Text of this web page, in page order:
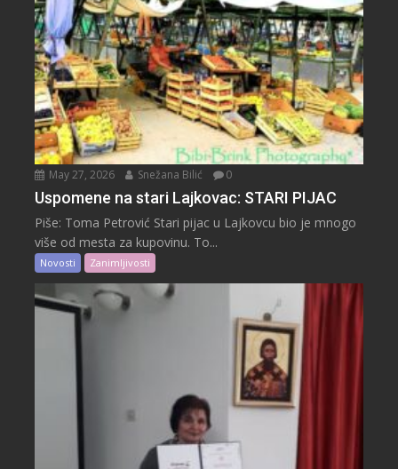
May 27, 2026 Snežana Bilić 0
Uspomene na stari Lajkovac: STARI PIJAC
Piše: Toma Petrović Stari pijac u Lajkovcu bio je mnogo
više od mesta za kupovinu. To...
Novosti Zanimljivosti